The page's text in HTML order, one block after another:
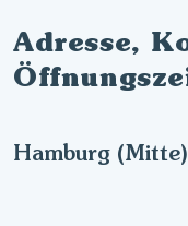
Adresse,
Hamburg (Mitte)